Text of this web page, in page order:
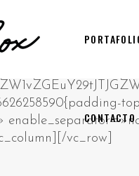
CONTACTO